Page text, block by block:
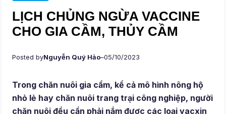
LỊCH CHỦNG NGỪA VACCINE
CHO GIA CẦM, THỦY CẦM
Posted byNguyễn Quý Hảo–05/10/2023
Trong chăn nuôi gia cầm, kể cả mô hình nông hộ
nhỏ lẻ hay chăn nuôi trang trại công nghiệp, người
chăn nuôi đều cần phải nắm được các loại vacxin